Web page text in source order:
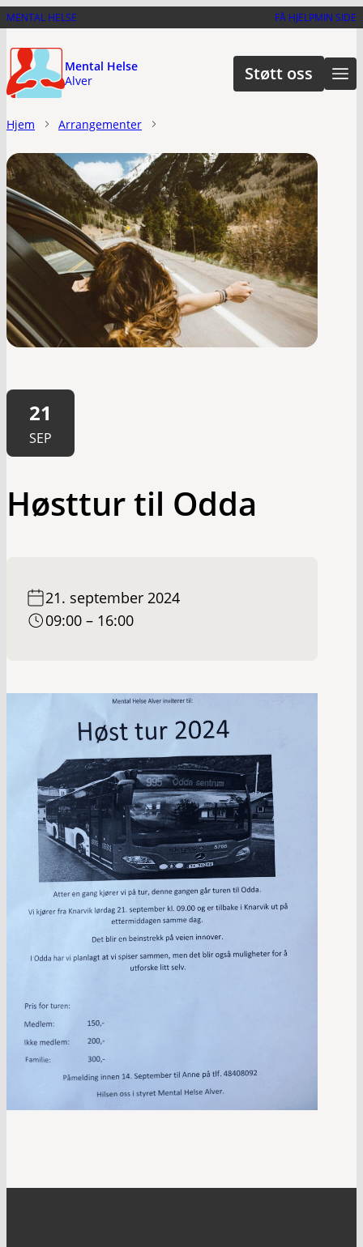
Hopp
hovedinnhold
MENTAL HELSE FÅ HJELPMIN SIDE
Mental Helse
Alver
Støtt oss
Hjem Arrangementer
21
SEP
Høsttur til Odda
21. september 2024
09:00 – 16:00